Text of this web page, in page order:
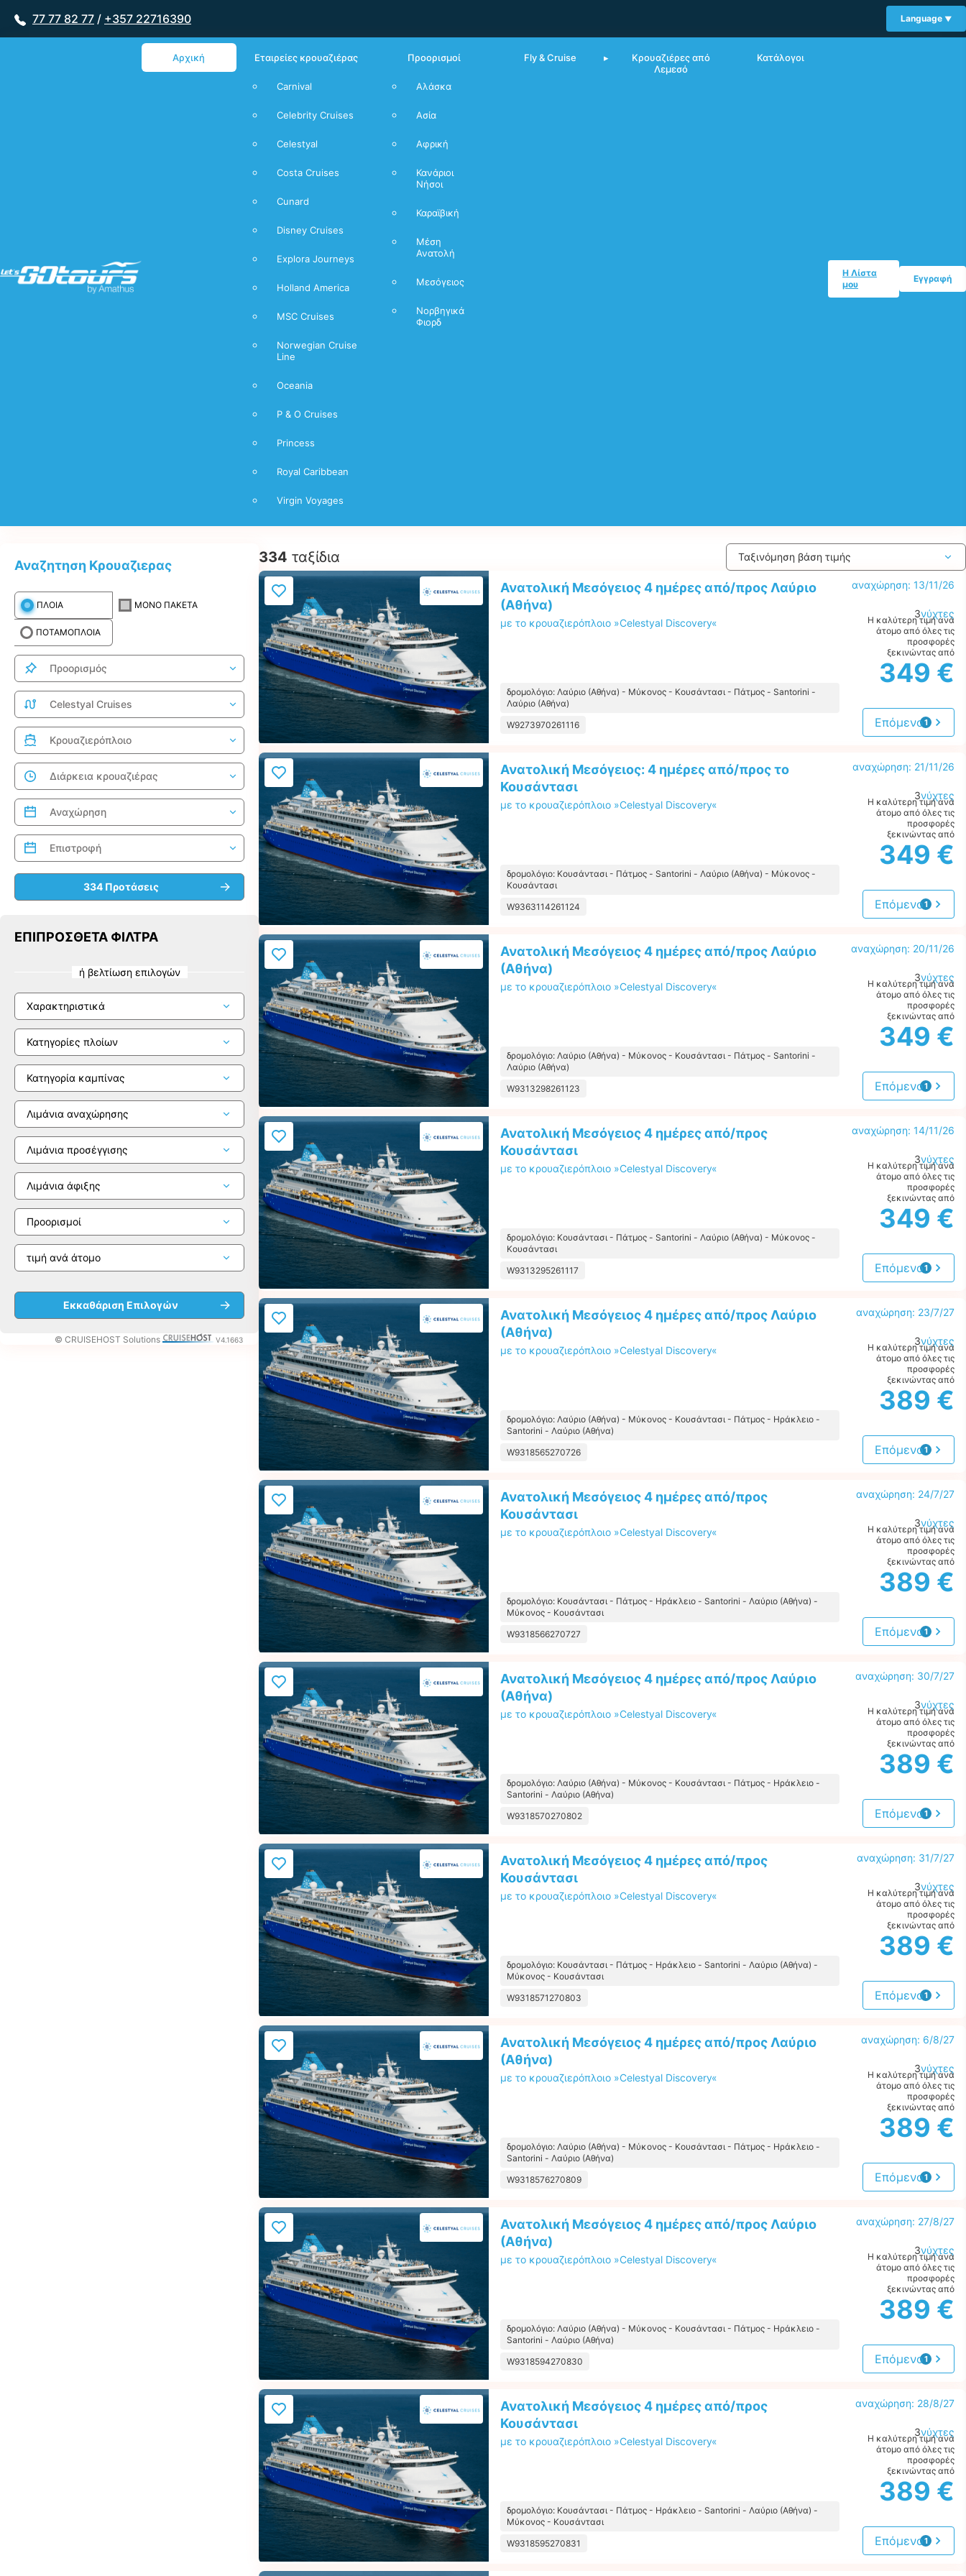
77 77 82 77 / +357 22716390 Language
Αρχική Εταιρείες κρουαζιέρας
Carnival
Celebrity Cruises
Celestyal
Costa Cruises
Cunard
Disney Cruises
Explora Journeys
Holland America
MSC Cruises
Norwegian Cruise
Line
Oceania
P & O Cruises
Princess
Royal Caribbean
Virgin Voyages
Προορισμοί
Αλάσκα
Ασία
Αφρική
Κανάριοι
Νήσοι
Καραϊβική
Μέση
Ανατολή
Μεσόγειος
Νορβηγικά
Φιορδ
Fly & Cruise
Κρουαζιέρες από
Λεμεσό
Κατάλογοι
Η Λίστα
μου
Εγγραφή
Αναζητηση Κρουαζιερας
ΠΛΟΙΑ
ΠΟΤΑΜΟΠΛΟΙΑ
ΜΟΝΟ ΠΑΚΕΤΑ
ΕΠΙΠΡΌΣΘΕΤΑ ΦΊΛΤΡΑ
ή βελτίωση επιλογών
© CRUISEHOST Solutions V4.1663
334 ταξίδια
3νύχτες
Ανατολική Μεσόγειος 4 ημέρες από/προς Λαύριο
(Αθήνα)
με το κρουαζιερόπλοιο »Celestyal Discovery«
αναχώρηση: 13/11/26
δρομολόγιο: Λαύριο (Αθήνα) - Μύκονος - Κουσάντασι - Πάτμος - Santorini -
Λαύριο (Αθήνα)
W9273970261116
Η καλύτερη τιμή ανά
άτομο από όλες τις
προσφορές
ξεκινώντας από
349 €
1
προσφορά
Επόμενο
3νύχτες
Ανατολική Μεσόγειος: 4 ημέρες από/προς το
Κουσάντασι
με το κρουαζιερόπλοιο »Celestyal Discovery«
αναχώρηση: 21/11/26
δρομολόγιο: Κουσάντασι - Πάτμος - Santorini - Λαύριο (Αθήνα) - Μύκονος -
Κουσάντασι
W9363114261124
Η καλύτερη τιμή ανά
άτομο από όλες τις
προσφορές
ξεκινώντας από
349 €
1
προσφορά
Επόμενο
3νύχτες
Ανατολική Μεσόγειος 4 ημέρες από/προς Λαύριο
(Αθήνα)
με το κρουαζιερόπλοιο »Celestyal Discovery«
αναχώρηση: 20/11/26
δρομολόγιο: Λαύριο (Αθήνα) - Μύκονος - Κουσάντασι - Πάτμος - Santorini -
Λαύριο (Αθήνα)
W9313298261123
Η καλύτερη τιμή ανά
άτομο από όλες τις
προσφορές
ξεκινώντας από
349 €
1
προσφορά
Επόμενο
3νύχτες
Ανατολική Μεσόγειος 4 ημέρες από/προς
Κουσάντασι
με το κρουαζιερόπλοιο »Celestyal Discovery«
αναχώρηση: 14/11/26
δρομολόγιο: Κουσάντασι - Πάτμος - Santorini - Λαύριο (Αθήνα) - Μύκονος -
Κουσάντασι
W9313295261117
Η καλύτερη τιμή ανά
άτομο από όλες τις
προσφορές
ξεκινώντας από
349 €
1
προσφορά
Επόμενο
3νύχτες
Ανατολική Μεσόγειος 4 ημέρες από/προς Λαύριο
(Αθήνα)
με το κρουαζιερόπλοιο »Celestyal Discovery«
αναχώρηση: 23/7/27
δρομολόγιο: Λαύριο (Αθήνα) - Μύκονος - Κουσάντασι - Πάτμος - Ηράκλειο -
Santorini - Λαύριο (Αθήνα)
W9318565270726
Η καλύτερη τιμή ανά
άτομο από όλες τις
προσφορές
ξεκινώντας από
389 €
1
προσφορά
Επόμενο
3νύχτες
Ανατολική Μεσόγειος 4 ημέρες από/προς
Κουσάντασι
με το κρουαζιερόπλοιο »Celestyal Discovery«
αναχώρηση: 24/7/27
δρομολόγιο: Κουσάντασι - Πάτμος - Ηράκλειο - Santorini - Λαύριο (Αθήνα) -
Μύκονος - Κουσάντασι
W9318566270727
Η καλύτερη τιμή ανά
άτομο από όλες τις
προσφορές
ξεκινώντας από
389 €
1
προσφορά
Επόμενο
3νύχτες
Ανατολική Μεσόγειος 4 ημέρες από/προς Λαύριο
(Αθήνα)
με το κρουαζιερόπλοιο »Celestyal Discovery«
αναχώρηση: 30/7/27
δρομολόγιο: Λαύριο (Αθήνα) - Μύκονος - Κουσάντασι - Πάτμος - Ηράκλειο -
Santorini - Λαύριο (Αθήνα)
W9318570270802
Η καλύτερη τιμή ανά
άτομο από όλες τις
προσφορές
ξεκινώντας από
389 €
1
προσφορά
Επόμενο
3νύχτες
Ανατολική Μεσόγειος 4 ημέρες από/προς
Κουσάντασι
με το κρουαζιερόπλοιο »Celestyal Discovery«
αναχώρηση: 31/7/27
δρομολόγιο: Κουσάντασι - Πάτμος - Ηράκλειο - Santorini - Λαύριο (Αθήνα) -
Μύκονος - Κουσάντασι
W9318571270803
Η καλύτερη τιμή ανά
άτομο από όλες τις
προσφορές
ξεκινώντας από
389 €
1
προσφορά
Επόμενο
3νύχτες
Ανατολική Μεσόγειος 4 ημέρες από/προς Λαύριο
(Αθήνα)
με το κρουαζιερόπλοιο »Celestyal Discovery«
αναχώρηση: 6/8/27
δρομολόγιο: Λαύριο (Αθήνα) - Μύκονος - Κουσάντασι - Πάτμος - Ηράκλειο -
Santorini - Λαύριο (Αθήνα)
W9318576270809
Η καλύτερη τιμή ανά
άτομο από όλες τις
προσφορές
ξεκινώντας από
389 €
1
προσφορά
Επόμενο
3νύχτες
Ανατολική Μεσόγειος 4 ημέρες από/προς Λαύριο
(Αθήνα)
με το κρουαζιερόπλοιο »Celestyal Discovery«
αναχώρηση: 27/8/27
δρομολόγιο: Λαύριο (Αθήνα) - Μύκονος - Κουσάντασι - Πάτμος - Ηράκλειο -
Santorini - Λαύριο (Αθήνα)
W9318594270830
Η καλύτερη τιμή ανά
άτομο από όλες τις
προσφορές
ξεκινώντας από
389 €
1
προσφορά
Επόμενο
3νύχτες
Ανατολική Μεσόγειος 4 ημέρες από/προς
Κουσάντασι
με το κρουαζιερόπλοιο »Celestyal Discovery«
αναχώρηση: 28/8/27
δρομολόγιο: Κουσάντασι - Πάτμος - Ηράκλειο - Santorini - Λαύριο (Αθήνα) -
Μύκονος - Κουσάντασι
W9318595270831
Η καλύτερη τιμή ανά
άτομο από όλες τις
προσφορές
ξεκινώντας από
389 €
1
προσφορά
Επόμενο